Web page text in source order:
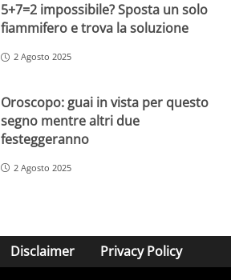
5+7=2 impossibile? Sposta un solo
fiammifero e trova la soluzione
2 Agosto 2025
Oroscopo: guai in vista per questo
segno mentre altri due
festeggeranno
2 Agosto 2025
Disclaimer Privacy Policy